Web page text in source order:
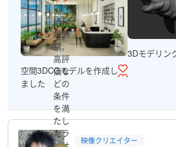
空間3DCGモデルを作成し
ました
3Dモデリン
実
績、
報酬
額、
高評
価な
どの
条件
を満
たし
たラ
映像クリエイター